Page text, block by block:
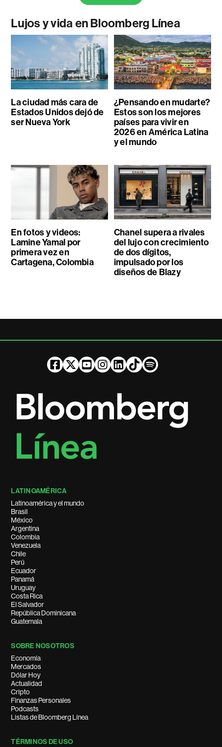
Lujos y vida en Bloomberg Línea
La ciudad más cara de
Estados Unidos dejó de
ser Nueva York
¿Pensando en mudarte?
Estos son los mejores
países para vivir en
2026 en América Latina
y el mundo
En fotos y videos:
Lamine Yamal por
primera vez en
Cartagena, Colombia
Chanel supera a rivales
del lujo con crecimiento
de dos dígitos,
impulsado por los
diseños de Blazy
LATINOAMÉRICA
Latinoamérica y el mundo
Brasil
México
Argentina
Colombia
Venezuela
Chile
Perú
Ecuador
Panamá
Uruguay
Costa Rica
El Salvador
República Dominicana
Guatemala
SOBRE NOSOTROS
Economía
Mercados
Dólar Hoy
Actualidad
Cripto
Finanzas Personales
Podcasts
Listas de Bloomberg Línea
TÉRMINOS DE USO